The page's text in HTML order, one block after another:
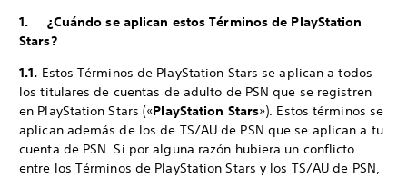
1. ¿Cuándo se aplican estos Términos de PlayStation
Stars?
1.1. Estos Términos de PlayStation Stars se aplican a todos
los titulares de cuentas de adulto de PSN que se registren
en PlayStation Stars («PlayStation Stars»). Estos términos se
aplican además de los de TS/AU de PSN que se aplican a tu
cuenta de PSN. Si por alguna razón hubiera un conflicto
entre los Términos de PlayStation Stars y los TS/AU de PSN,